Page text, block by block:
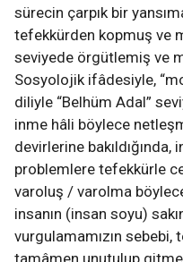
sürecin çarpık bir
tefekkürden kopmuş ve
seviyede örgütlemiş ve
Sosyolojik ifâdesiyle,
diliyle “Belhüm Adal”
inme hâli böylece
devirlerine bakıldığında,
problemlere tefekkürle
varoluş / varolma
insanın (insan soyu)
vurgulamamızın
tamâmen unutulup